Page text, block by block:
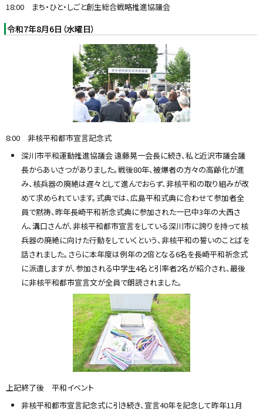
18:00 まち・ひと・しごと創生総合戦略推進協議会
令和7年8月6日（水曜日）
8:00 非核平和都市宣言記念式
深川市平和運動推進協議会 遠藤晃一会長に続き、私と近沢市議会議
長からあいさつがありました。戦後80年、被爆者の方々の高齢化が進
み、核兵器の廃絶は遅々として進んでおらず、非核平和の取り組みが改
めて求められています。式典では、広島平和式典に合わせて参加者全
員で黙祷、昨年長崎平和祈念式典に参加された一已中3年の大西さ
ん、溝口さんが、非核平和都市宣言をしている深川市に誇りを持って核
兵器の廃絶に向けた行動をしていくという、非核平和の誓いのことばを
話されました。さらに本年度は例年の2倍となる6名を長崎平和祈念式
に派遣しますが、参加される中学生4名と引率者2名が紹介され、最後
に非核平和都市宣言文が全員で朗読されました。
上記終了後 平和イベント
非核平和都市宣言記念式に引き続き、宣言40年を記念して昨年11月